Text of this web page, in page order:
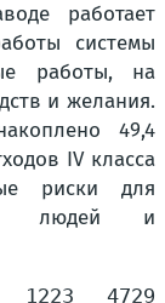
работает
системы
работы, на
и желания.
49,4
IV класса
риски для
людей и
1223 4729